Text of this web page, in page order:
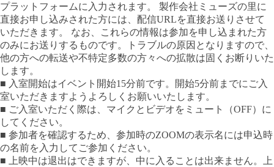
プラットフォームに入力されます。 製作会社ミューズの里に
直接お申し込みされた方には、配信URLを直接お送りさせて
いただきます。 なお、これらの情報は参加を申し込まれた方
のみにお送りするものです。トラブルの原因となりますので、
他の方への転送や不特定多数の方々への拡散は固くお断りいた
します。
■ 入室開始はイベント開始15分前です。開始5分前までにご入
室いただきますようよろしくお願いいたします。
■ ご入室いただく際は、マイクとビデオをミュート（OFF）に
してください。
■ 参加者を確認するため、参加時のZOOMの表示名には申込時
の名前を入力してご参加ください。
■ 上映中は退出はできますが、中に入ることは出来ません。上